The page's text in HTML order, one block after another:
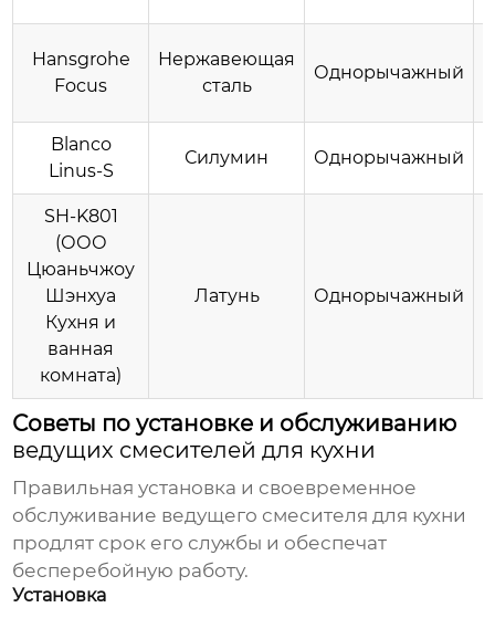
Hansgrohe
Focus
Нержавеющая
сталь
Однорычажный
Blanco
Linus-S
Силумин Однорычажный
SH-K801
(ООО
Цюаньчжоу
Шэнхуа
Кухня и
ванная
комната)
Латунь Однорычажный
Советы по установке и обслуживанию
ведущих смесителей для кухни
Правильная установка и своевременное
обслуживание ведущего смесителя для кухни
продлят срок его службы и обеспечат
бесперебойную работу.
Установка